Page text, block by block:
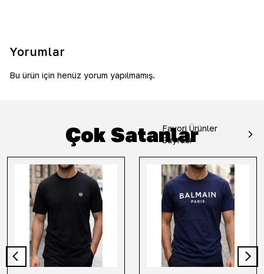
Yorumlar
Bu ürün için henüz yorum yapılmamış.
Çok Satanlar
Favori Ürünler
Sayfası